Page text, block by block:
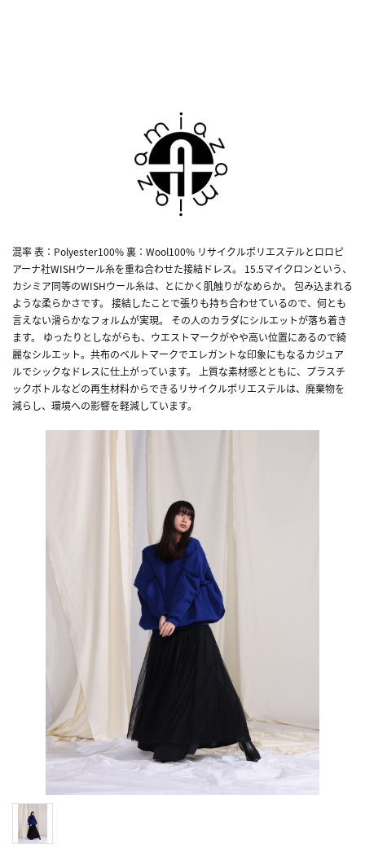
混率 表：Polyester100% 裏：Wool100% リサイクルポリエステルとロロピ
アーナ社WISHウール糸を重ね合わせた接結ドレス。 15.5マイクロンという、
カシミア同等のWISHウール糸は、とにかく肌触りがなめらか。 包み込まれる
ような柔らかさです。 接結したことで張りも持ち合わせているので、何とも
言えない滑らかなフォルムが実現。 その人のカラダにシルエットが落ち着き
ます。 ゆったりとしながらも、ウエストマークがやや高い位置にあるので綺
麗なシルエット。共布のベルトマークでエレガントな印象にもなるカジュア
ルでシックなドレスに仕上がっています。 上質な素材感とともに、プラスチ
ックボトルなどの再生材料からできるリサイクルポリエステルは、廃棄物を
減らし、環境への影響を軽減しています。